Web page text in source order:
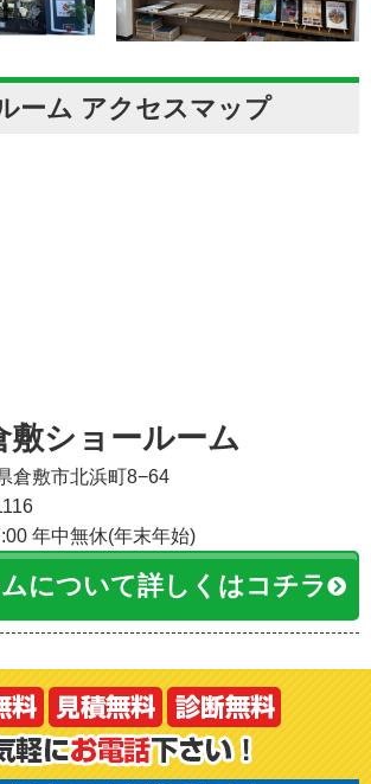
ーム アクセスマップ
敷ショールーム
倉敷市北浜町8−64
年中無休(年末年始)
について詳しくはコチラ